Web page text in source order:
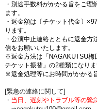
・ 別途手数料がかかる旨をご理
ます。
・ 返金額は〔チケット代金〕
ります。
・公演中止連絡とともに返金
信をお願いいたします。
※返金方法は「NAGAKUTSU梅
チケット振替」の2種類になりま
※返金処理等にお時間がかかる
[緊急の連絡に関して]
・ 当日、遅刻やトラブル等の緊